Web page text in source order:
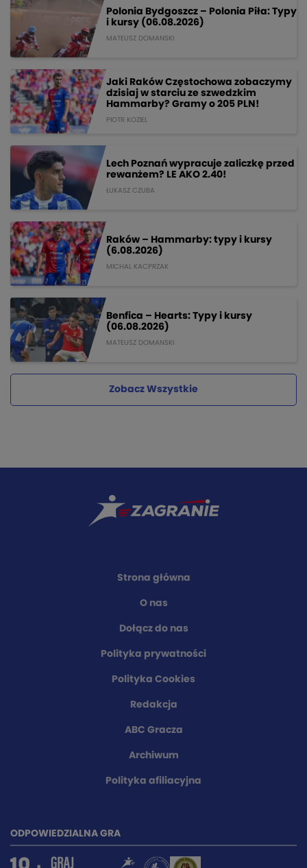
Polonia Bydgoszcz – Polonia Piła: Typy
i kursy (06.08.2026)
MATEUSZ DOMANSKI
Jaki Raków Częstochowa zobaczymy
dzisiaj w starciu ze szwedzkim
Hammarby? Gramy o 205 PLN!
PIOTR KOZIEL
Lech Poznań wypracuje zaliczkę przed
rewanżem? LE AKO 2.40!
ŁUKASZ CZUBA
Raków – Hammarby: typy i kursy
(6.08.2026)
MICHAL KACPRZAK
Benfica – Hearts: Typy i kursy
(06.08.2026)
MATEUSZ DOMANSKI
Zobacz Wszystkie
Strona główna
O nas
Dołącz do nas
Polityka prywatności
Polityka Cookies
Redakcja
ABC Gracza
Archiwum
Polityka afiliacyjna
ODPOWIEDZIALNA GRA